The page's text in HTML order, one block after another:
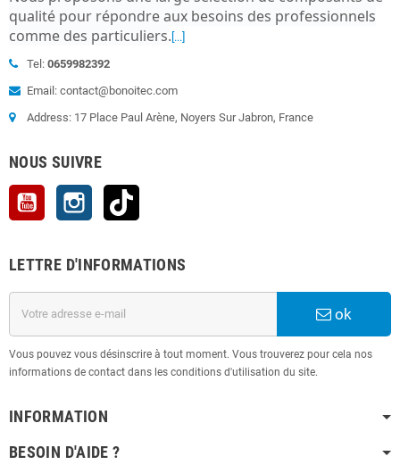
qualité pour répondre aux besoins des professionnels
comme des particuliers. [...]
Tel: 0659982392
Email: contact@bonoitec.com
Address: 17 Place Paul Arène, Noyers Sur Jabron, France
NOUS SUIVRE
YouTube Instagram
LETTRE D'INFORMATIONS
ok
Vous pouvez vous désinscrire à tout moment. Vous trouverez pour cela nos
informations de contact dans les conditions d'utilisation du site.
INFORMATION
BESOIN D'AIDE ?